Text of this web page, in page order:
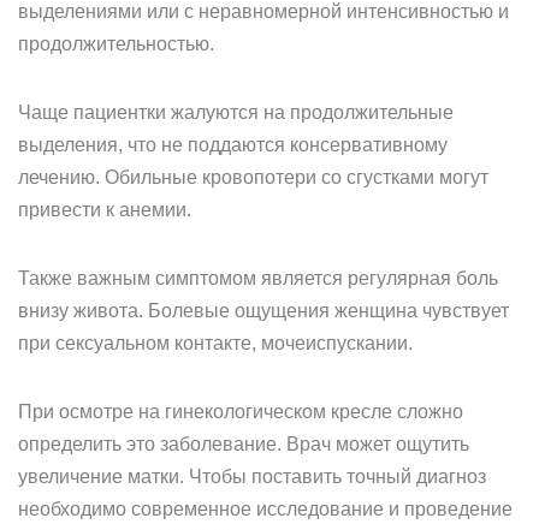
выделениями или с неравномерной интенсивностью и
продолжительностью.
Чаще пациентки жалуются на продолжительные
выделения, что не поддаются консервативному
лечению. Обильные кровопотери со сгустками могут
привести к анемии.
Также важным симптомом является регулярная боль
внизу живота. Болевые ощущения женщина чувствует
при сексуальном контакте, мочеиспускании.
При осмотре на гинекологическом кресле сложно
определить это заболевание. Врач может ощутить
увеличение матки. Чтобы поставить точный диагноз
необходимо современное исследование и проведение